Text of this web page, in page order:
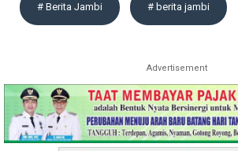
# Berita Jambi # berita jambi
Advertisement